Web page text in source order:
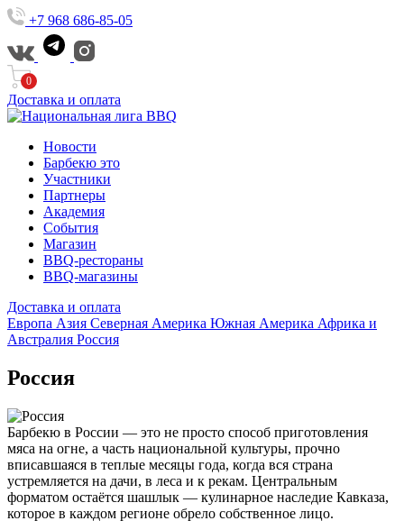
+7 968 686-85-05
0
Доставка и оплата
Новости
Барбекю это
Участники
Партнеры
Академия
События
Магазин
BBQ-рестораны
BBQ-магазины
Доставка и оплата
Европа Азия Северная Америка Южная Америка Африка и
Австралия Россия
Россия
Барбекю в России — это не просто способ приготовления
мяса на огне, а часть национальной культуры, прочно
вписавшаяся в теплые месяцы года, когда вся страна
устремляется на дачи, в леса и к рекам. Центральным
форматом остаётся шашлык — кулинарное наследие Кавказа,
которое в каждом регионе обрело собственное лицо.